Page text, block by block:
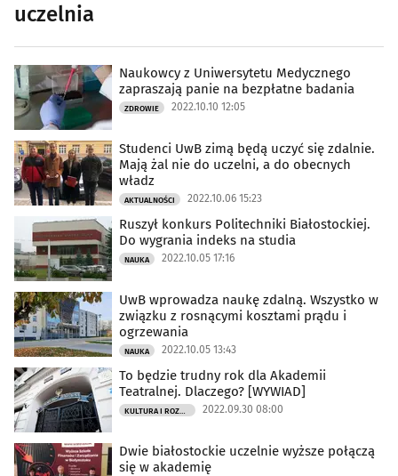
uczelnia
Naukowcy z Uniwersytetu Medycznego
zapraszają panie na bezpłatne badania
ZDROWIE 2022.10.10 12:05
Studenci UwB zimą będą uczyć się zdalnie.
Mają żal nie do uczelni, a do obecnych
władz
AKTUALNOŚCI 2022.10.06 15:23
Ruszył konkurs Politechniki Białostockiej.
Do wygrania indeks na studia
NAUKA 2022.10.05 17:16
UwB wprowadza naukę zdalną. Wszystko w
związku z rosnącymi kosztami prądu i
ogrzewania
NAUKA 2022.10.05 13:43
To będzie trudny rok dla Akademii
Teatralnej. Dlaczego? [WYWIAD]
2022.09.30 08:00
Dwie białostockie uczelnie wyższe połączą
się w akademię